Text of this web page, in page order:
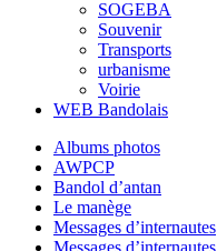
SOGEBA
Souvenir
Transports
urbanisme
Voirie
WEB Bandolais
Albums photos
AWPCP
Bandol d’antan
Le manège
Messages d’internautes
Messages d’internautes